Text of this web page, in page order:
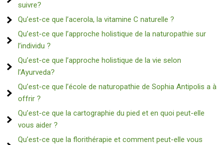
suivre?
Qu’est-ce que l’acerola, la vitamine C naturelle ?
Qu’est-ce que l’approche holistique de la naturopathie sur
l’individu ?
Qu’est-ce que l’approche holistique de la vie selon
l’Ayurveda?
Qu’est-ce que l’école de naturopathie de Sophia Antipolis a à
offrir ?
Qu’est-ce que la cartographie du pied et en quoi peut-elle
vous aider ?
Qu’est-ce que la florithérapie et comment peut-elle vous